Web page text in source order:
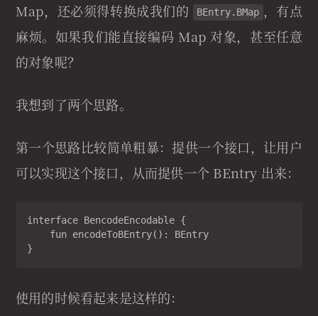
Map，还必须得转换成我们的
BEntry.BMap ，有点
麻烦。如果我们能直接编码 Map 对象，甚至任意
的对象呢？
我想到了两个思路。
第一个思路比较简单粗暴：提供一个接口，让用户
可以实现这个接口，从而提供一个 BEntry 出来：
interface BencodeEncodable {
    fun encodeToBEntry(): BEntry
}
使用的时候看起来是这样的：